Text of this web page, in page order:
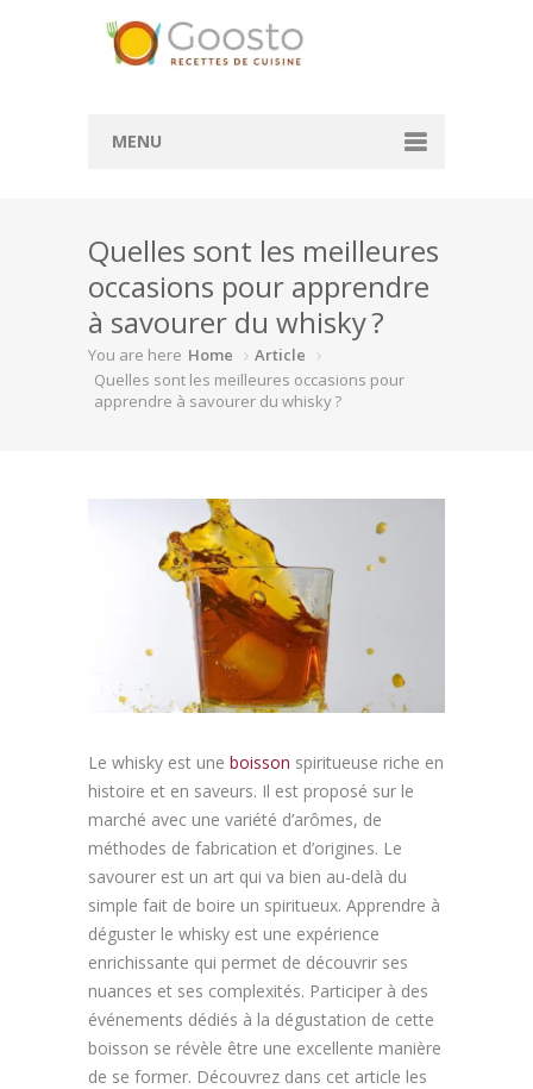
MENU
Convertisseur de mesure
Convertisseur cl en g
Convertisseur ml en cl
Rechercher des recettes
À la une
Article
Aliments
Europe
Contact
Quelles sont les meilleures
occasions pour apprendre
à savourer du whisky ?
You are here Home
Article
Quelles sont les meilleures occasions pour
apprendre à savourer du whisky ?
Le whisky est une boisson spiritueuse riche en
histoire et en saveurs. Il est proposé sur le
marché avec une variété d’arômes, de
méthodes de fabrication et d’origines. Le
savourer est un art qui va bien au-delà du
simple fait de boire un spiritueux. Apprendre à
déguster le whisky est une expérience
enrichissante qui permet de découvrir ses
nuances et ses complexités. Participer à des
événements dédiés à la dégustation de cette
boisson se révèle être une excellente manière
de se former. Découvrez dans cet article les